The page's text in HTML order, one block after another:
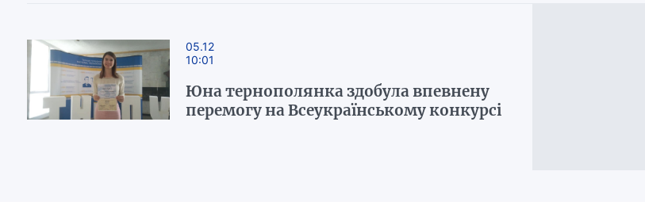
05.12
10:01
Юна тернополянка здобула впевнену
перемогу на Всеукраїнському конкурсі